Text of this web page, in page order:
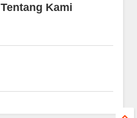
Tentang Kami